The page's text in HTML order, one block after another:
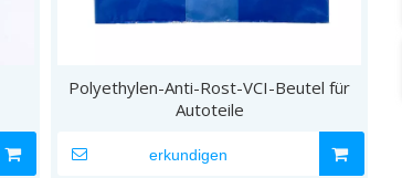
Polyethylen-Anti-Rost-VCI-Beutel für
Autoteile
erkundigen